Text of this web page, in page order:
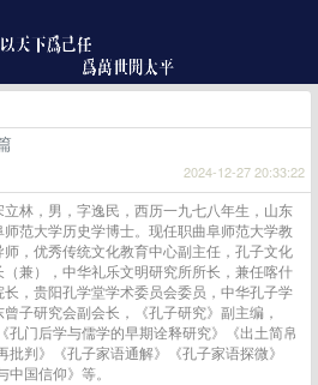
2024-12-27 20:33:22
林，男，字逸民，西历一九七八年生，山东
师范大学历史学博士。现任职曲阜师范大学教
，优秀传统文化教育中心副主任，孔子文化
兼），中华礼乐文明研究所所长，兼任喀什
长，贵阳孔学堂学术委员会委员，中华孔子学
子研究会副会长，《孔子研究》副主编，
孔门后学与儒学的早期诠释研究》《出土简帛
判》《孔子家语通解》《孔子家语探微》
中国信仰》等。